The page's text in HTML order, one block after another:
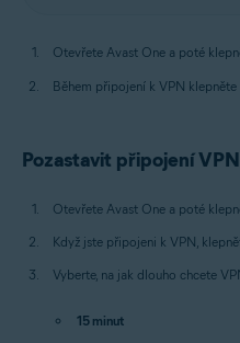
Otevřete Avast One a poté
Během připojení k VPN
Pozastavit připojení VPN
Otevřete Avast One a poté
Když jste připojeni k VPN,
Vyberte, na jak dlouho chcete
15 minut